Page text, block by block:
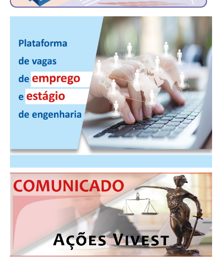
AGENDA
PUBLICAÇÕES
PUBLICIDADE
MANUAL DE REDAÇÃO
RELEASES
CONTATO
CADASTRO
ASSOCIE-SE
ATUALIZAÇÃO CADASTRAL
NÚCLEO JOVEM